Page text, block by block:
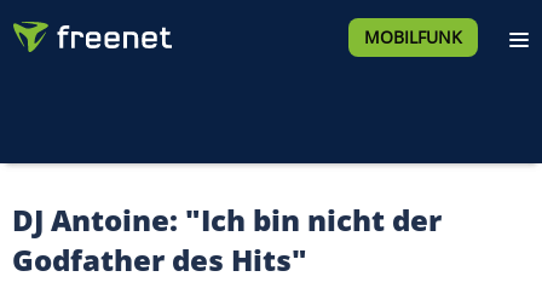
MOBILFUNK
DJ Antoine: "Ich bin nicht der
Godfather des Hits"